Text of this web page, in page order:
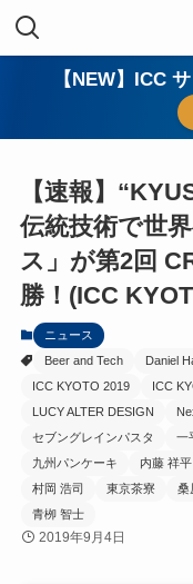
【NEW】ICC
【速報】
伝統技術で世
ス」が第2回
勝！(ICC
ニュース
Beer and Tech
Daniel
ICC KYOTO 2019
ICC
LUCY ALTER DESIGN
セブングレインパスタ
一
九州パンケーキ
内藤 祥平
村岡 浩司
東京茶寮 桑
青栁 智士
2019年9月4日